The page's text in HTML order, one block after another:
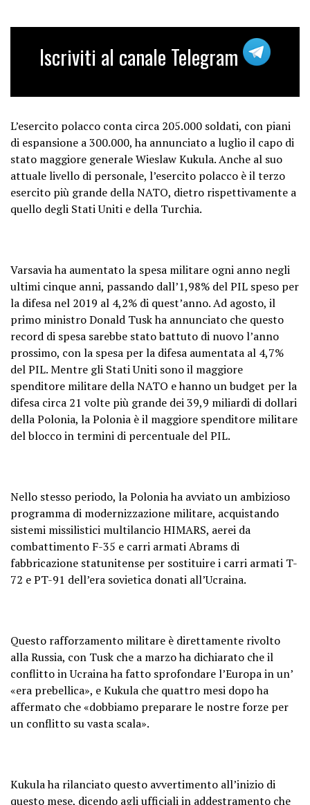
Iscriviti al canale Telegram
L’esercito polacco conta circa 205.000 soldati, con piani
di espansione a 300.000, ha annunciato a luglio il capo di
stato maggiore generale Wieslaw Kukula. Anche al suo
attuale livello di personale, l’esercito polacco è il terzo
esercito più grande della NATO, dietro rispettivamente a
quello degli Stati Uniti e della Turchia.
Varsavia ha aumentato la spesa militare ogni anno negli
ultimi cinque anni, passando dall’1,98% del PIL speso per
la difesa nel 2019 al 4,2% di quest’anno. Ad agosto, il
primo ministro Donald Tusk ha annunciato che questo
record di spesa sarebbe stato battuto di nuovo l’anno
prossimo, con la spesa per la difesa aumentata al 4,7%
del PIL. Mentre gli Stati Uniti sono il maggiore
spenditore militare della NATO e hanno un budget per la
difesa circa 21 volte più grande dei 39,9 miliardi di dollari
della Polonia, la Polonia è il maggiore spenditore militare
del blocco in termini di percentuale del PIL.
Nello stesso periodo, la Polonia ha avviato un ambizioso
programma di modernizzazione militare, acquistando
sistemi missilistici multilancio HIMARS, aerei da
combattimento F-35 e carri armati Abrams di
fabbricazione statunitense per sostituire i carri armati T-
72 e PT-91 dell’era sovietica donati all’Ucraina.
Questo rafforzamento militare è direttamente rivolto
alla Russia, con Tusk che a marzo ha dichiarato che il
conflitto in Ucraina ha fatto sprofondare l’Europa in un’
«era prebellica», e Kukula che quattro mesi dopo ha
affermato che «dobbiamo preparare le nostre forze per
un conflitto su vasta scala».
Kukula ha rilanciato questo avvertimento all’inizio di
questo mese, dicendo agli ufficiali in addestramento che